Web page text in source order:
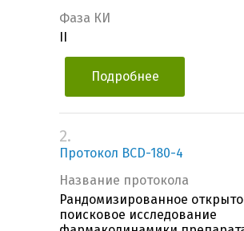
Фаза КИ
Подробнее
2.
Протокол BCD-180-4
Название протокола
Рандомизированное
поисковое исследование